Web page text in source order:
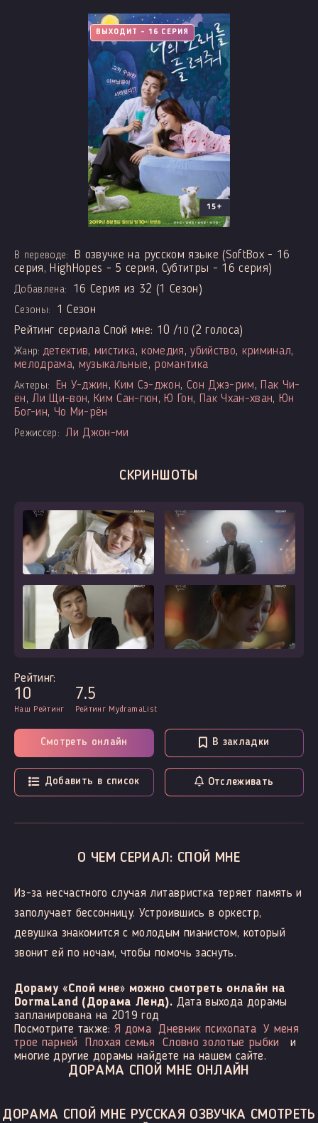
ВЫХОДИТ - 16 СЕРИЯ
15+
В переводе:
В озвучке на русском языке (SoftBox - 16
серия, HighHopes - 5 серия, Субтитры - 16 серия)
Добавлена: 16 Серия из 32 (1 Сезон)
Сезоны:
1 Сезон
Рейтинг сериала Спой мне: 10 /10(2 голоса)
Жанр: детектив,мистика,комедия,убийство, криминал,
мелодрама, музыкальные, романтика
Актеры: Ён У-джин, Ким Сэ-джон, Сон Джэ-рим, Пак Чи-
ён,Ли Щи-вон, Ким Сан-гюн, Ю Гон, Пак Чхан-хван, Юн
Бог-ин, Чо Ми-рён
Режиссер: Ли Джон-ми
СКРИНШОТЫ
Рейтинг:
10
Наш Рейтинг
7.5
Рейтинг MydramaList
Смотреть онлайн В закладки
Добавить в список Отслеживать
О ЧЕМ СЕРИАЛ: СПОЙ МНЕ
Из-за несчастного случая литавристка теряет память и
заполучает бессонницу. Устроившись в оркестр,
девушка знакомится с молодым пианистом, который
звонит ей по ночам, чтобы помочь заснуть.
Дораму «Спой мне» можно смотреть онлайн на
DormaLand (Дорама Ленд). Дата выхода дорамы
запланирована на 2019 год
Посмотрите также:Я дома Дневник психопата У меня
трое парней
Плохая семья Словно золотые рыбки
и
многие другие дорамы найдете на нашем сайте.
ДОРАМА СПОЙ МНЕ ОНЛАЙН
ДОРАМА СПОЙ МНЕ РУССКАЯ ОЗВУЧКА СМОТРЕТЬ